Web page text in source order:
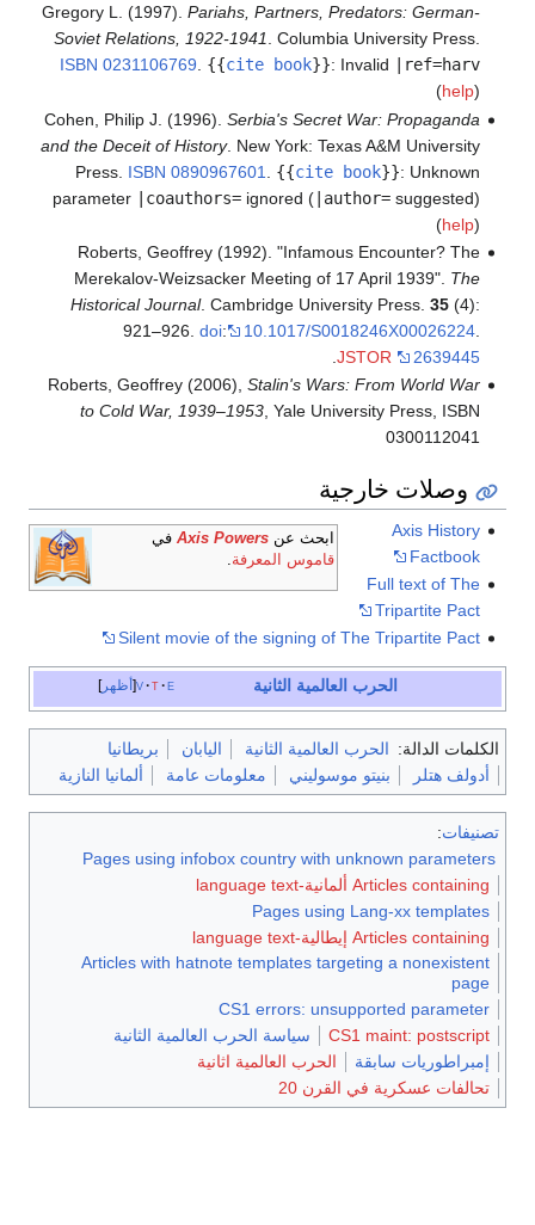
Gregory L. (1997). Pariahs, Partners, Predators: German-
Soviet Relations, 1922-1941
. Columbia University Press.
ISBN 0231106769 {{cite book}}: Invalid
|ref=harv
(help)
Cohen, Philip J. (1996). Serbia's Secret War: Propaganda
and the Deceit of History. New York: Texas A&M University
Press. ISBN 0890967601 {{cite book}}: Unknown
parameter |coauthors=ignored (|author=suggested)
(help)
Roberts, Geoffrey (1992). "Infamous Encounter? The
Merekalov-Weizsacker Meeting of 17 April 1939". The
Historical Journal. Cambridge University Press. 35(4):
921–926. doi: 10.1017/S0018246X00026224.
JSTOR
2639445
Roberts, Geoffrey (2006), Stalin's Wars: From World War
to Cold War, 1939–1953, Yale University Press, ISBN
0300112041
وصلات خارجية
ابحث عنAxis Powers في
قاموس المعرفة.
Axis History
Factbook
Full text of The
Tripartite Pact
Silent movie of the signing of The Tripartite Pact
أظهر v t e الحرب العالمية الثانية
الكلمات الدالة: الحرب العالمية الثانية اليابان
بريطانيا
أدولف هتلر
بنيتو موسوليني معلومات عامة ألمانيا النازية
تصنيفات:
Pages using infobox country with unknown parameters
Articles containing ألمانية-language text
Pages using Lang-xx templates
Articles containing إيطالية-language text
Articles with hatnote templates targeting a nonexistent
page
CS1 errors: unsupported parameter
CS1 maint: postscript
سياسة الحرب العالمية الثانية
إمبراطوريات سابقة
الحرب العالمية اثانية
تحالفات عسكرية في القرن 20